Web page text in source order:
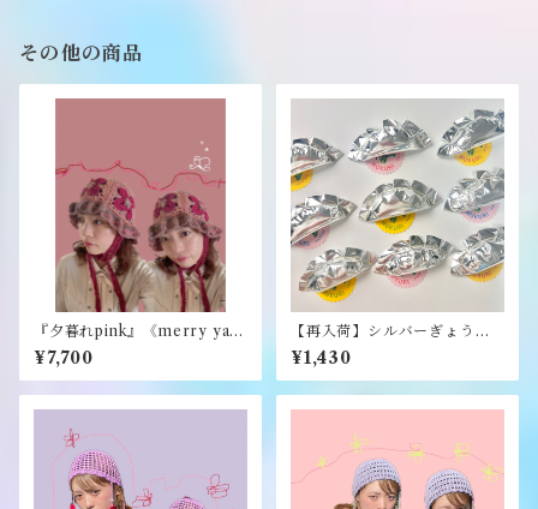
その他の商品
『夕暮れpink』《merry yar
n》
¥7,700
【再入荷】シルバーぎょうざ
ブローチ《むくり》
¥1,430